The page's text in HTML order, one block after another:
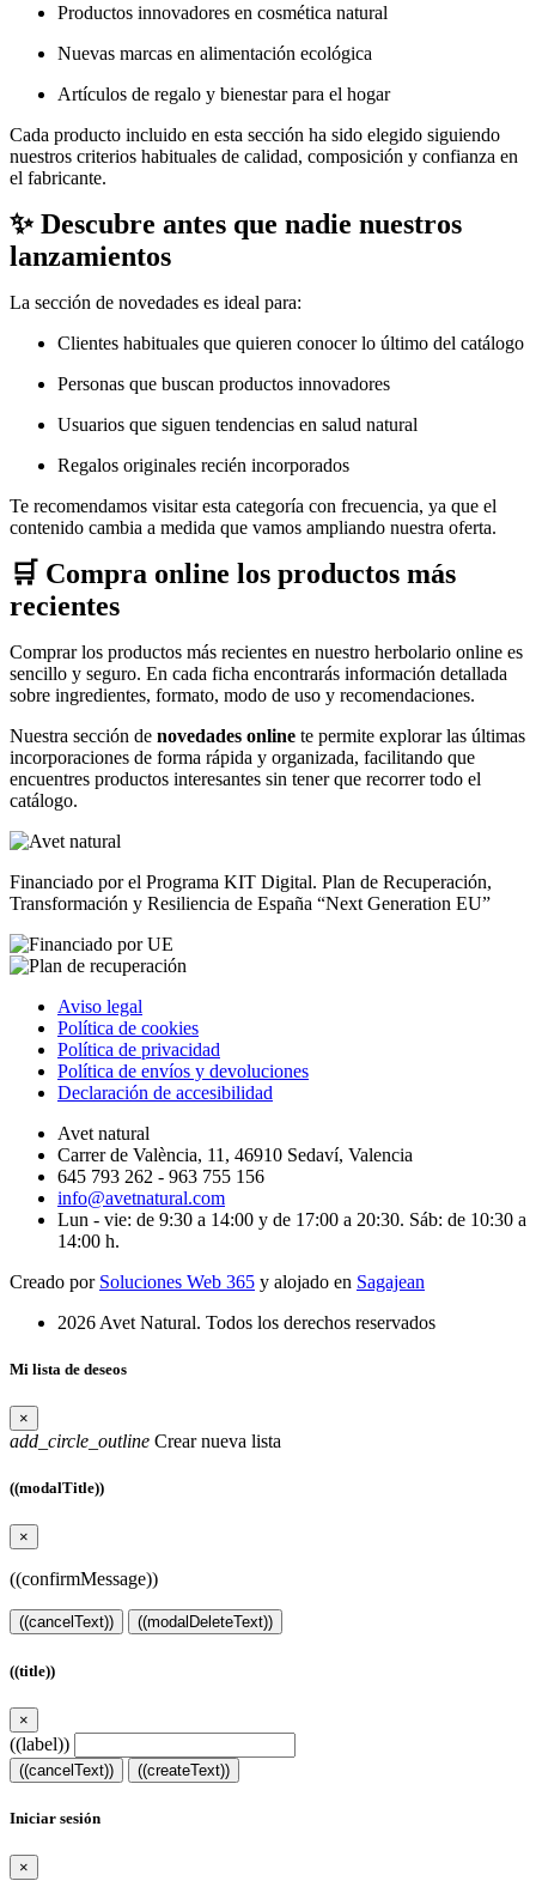
Productos innovadores en cosmética natural
Nuevas marcas en alimentación ecológica
Artículos de regalo y bienestar para el hogar
Cada producto incluido en esta sección ha sido elegido siguiendo
nuestros criterios habituales de calidad, composición y confianza en
el fabricante.
✨ Descubre antes que nadie nuestros
lanzamientos
La sección de novedades es ideal para:
Clientes habituales que quieren conocer lo último del catálogo
Personas que buscan productos innovadores
Usuarios que siguen tendencias en salud natural
Regalos originales recién incorporados
Te recomendamos visitar esta categoría con frecuencia, ya que el
contenido cambia a medida que vamos ampliando nuestra oferta.
🛒 Compra online los productos más
recientes
Comprar los productos más recientes en nuestro herbolario online es
sencillo y seguro. En cada ficha encontrarás información detallada
sobre ingredientes, formato, modo de uso y recomendaciones.
Nuestra sección de novedades online te permite explorar las últimas
incorporaciones de forma rápida y organizada, facilitando que
encuentres productos interesantes sin tener que recorrer todo el
catálogo.
Financiado por el Programa KIT Digital. Plan de Recuperación,
Transformación y Resiliencia de España “Next Generation EU”
Aviso legal
Política de cookies
Política de privacidad
Política de envíos y devoluciones
Declaración de accesibilidad
Avet natural
Carrer de València, 11, 46910 Sedaví, Valencia
645 793 262 - 963 755 156
info@avetnatural.com
Lun - vie: de 9:30 a 14:00 y de 17:00 a 20:30. Sáb: de 10:30 a
14:00 h.
Creado por Soluciones Web 365 y alojado en Sagajean
2026 Avet Natural. Todos los derechos reservados
Mi lista de deseos
×
add_circle_outline Crear nueva lista
((modalTitle))
×
((confirmMessage))
((cancelText)) ((modalDeleteText))
((title))
×
((label))
((cancelText)) ((createText))
Iniciar sesión
×